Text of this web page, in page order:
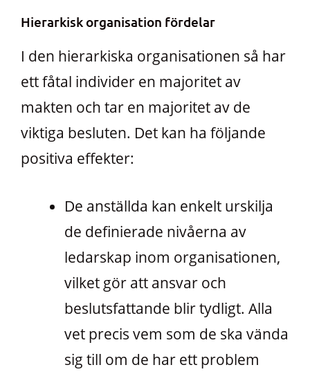
Hierarkisk organisation fördelar
I den hierarkiska organisationen så har
ett fåtal individer en majoritet av
makten och tar en majoritet av de
viktiga besluten. Det kan ha följande
positiva effekter:
De anställda kan enkelt urskilja
de definierade nivåerna av
ledarskap inom organisationen,
vilket gör att ansvar och
beslutsfattande blir tydligt. Alla
vet precis vem som de ska vända
sig till om de har ett problem